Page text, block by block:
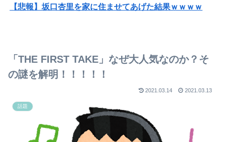
【悲報】坂口杏里を家に住ませてあげた結果ｗｗｗｗ
大谷26本 村上25本 岡本24本wwwwwwwwwwwwwwwwwwwwwwwww
「THE FIRST TAKE」なぜ大人気なのか？そ
の謎を解明！！！！！
2021.03.14 2021.03.13
話題